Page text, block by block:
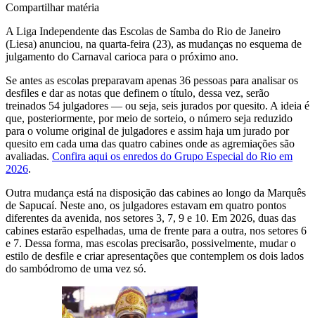
Compartilhar matéria
A Liga Independente das Escolas de Samba do Rio de Janeiro
(Liesa) anunciou, na quarta-feira (23), as mudanças no esquema de
julgamento do Carnaval carioca para o próximo ano.
Se antes as escolas preparavam apenas 36 pessoas para analisar os
desfiles e dar as notas que definem o título, dessa vez, serão
treinados 54 julgadores — ou seja, seis jurados por quesito. A ideia é
que, posteriormente, por meio de sorteio, o número seja reduzido
para o volume original de julgadores e assim haja um jurado por
quesito em cada uma das quatro cabines onde as agremiações são
avaliadas. Confira aqui os enredos do Grupo Especial do Rio em
2026.
Outra mudança está na disposição das cabines ao longo da Marquês
de Sapucaí. Neste ano, os julgadores estavam em quatro pontos
diferentes da avenida, nos setores 3, 7, 9 e 10. Em 2026, duas das
cabines estarão espelhadas, uma de frente para a outra, nos setores 6
e 7. Dessa forma, mas escolas precisarão, possivelmente, mudar o
estilo de desfile e criar apresentações que contemplem os dois lados
do sambódromo de uma vez só.